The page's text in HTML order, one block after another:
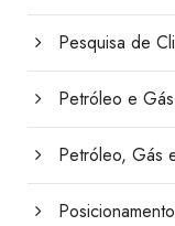
Pesquisa de
Petróleo e Gás
Petróleo, Gás
Posicionamento